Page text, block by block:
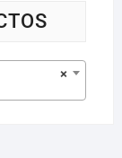
×